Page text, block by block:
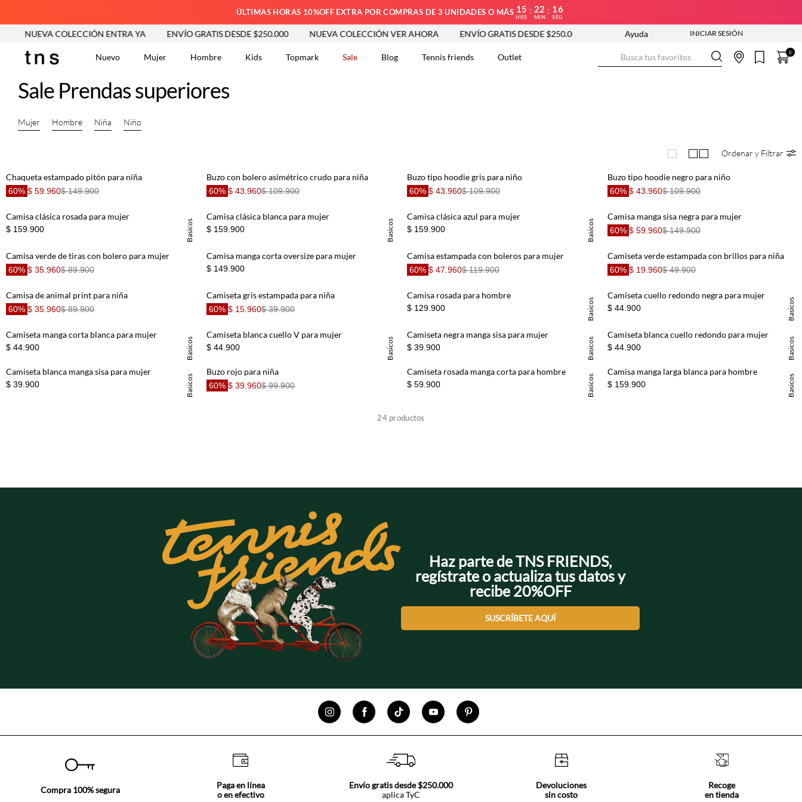
ÚLTIMAS HORAS 10%OFF EXTRA POR COMPRAS DE 3 UNIDADES O MÁS 15
HRS
: 22
MIN
: 16
SEG
NUEVA COLECCIÓN ENTRA YA ENVÍO GRATIS DESDE $250.000 NUEVA COLECCIÓN VER AHORA ENVÍO GRATIS DESDE $250.000 NUEVA COLECCIÓN ENTRA YA ENVÍO GRATIS
Ayuda
Nuevo Mujer Hombre Kids Topmark Sale Blog Tennis friends Outlet
Jeans Mujer
Blusas
Chaleco
Falda
Vestido
Chaqueta
Camisetas Mujer
0
Sale Prendas superiores
Mujer Hombre Niña Niño
Ordenar y Filtrar
Chaqueta estampado pitón para niña
60% $ 59.960$ 149.900
Buzo con bolero asimétrico crudo para niña
60% $ 43.960$ 109.900
Buzo tipo hoodie gris para niño
60% $ 43.960$ 109.900
Buzo tipo hoodie negro para niño
60% $ 43.960$ 109.900
Basicos
Camisa clásica rosada para mujer
$ 159.900 Basicos
Camisa clásica blanca para mujer
$ 159.900 Basicos
Camisa clásica azul para mujer
$ 159.900
Camisa manga sisa negra para mujer
60% $ 59.960$ 149.900
Camisa verde de tiras con bolero para mujer
60% $ 35.960$ 89.900
Camisa manga corta oversize para mujer
$ 149.900
Camisa estampada con boleros para mujer
60% $ 47.960$ 119.900
Camiseta verde estampada con brillos para niña
60% $ 19.960$ 49.900
Camisa de animal print para niña
60% $ 35.960$ 89.900
Camiseta gris estampada para niña
60% $ 15.960$ 39.900 Basicos
Camisa rosada para hombre
$ 129.900 Basicos
Camiseta cuello redondo negra para mujer
$ 44.900
Basicos
Camiseta manga corta blanca para mujer
$ 44.900 Basicos
Camiseta blanca cuello V para mujer
$ 44.900 Basicos
Camiseta negra manga sisa para mujer
$ 39.900 Basicos
Camiseta blanca cuello redondo para mujer
$ 44.900
Basicos
Camiseta blanca manga sisa para mujer
$ 39.900
Buzo rojo para niña
60% $ 39.960$ 99.900 Basicos
Camiseta rosada manga corta para hombre
$ 59.900 Basicos
Camisa manga larga blanca para hombre
$ 159.900
24 productos
Haz parte de TNS FRIENDS,
regístrate o actualiza tus datos y
recibe 20%OFF
SUSCRÍBETE AQUÍ
Compra 100% segura
Paga en línea
o en efectivo
Envío gratis desde $250.000
aplica TyC
Devoluciones
sin costo
Recoge
en tienda